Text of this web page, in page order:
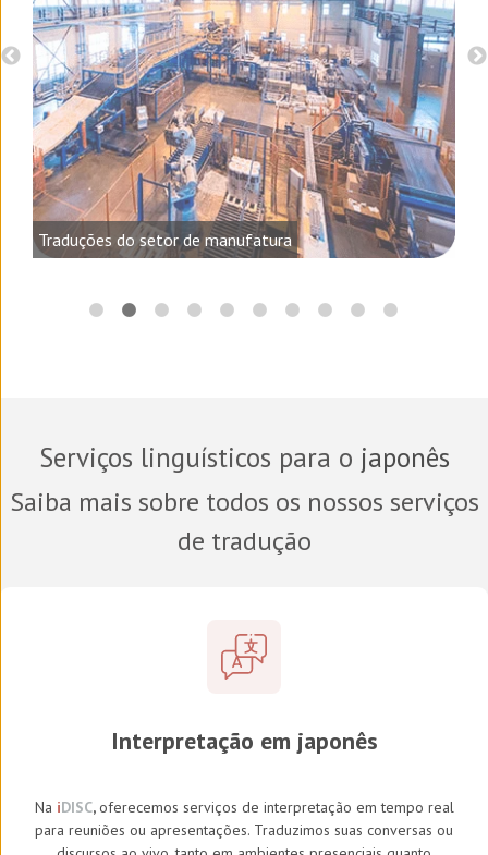
Traduções do setor de manufatura
Serviços linguísticos para o japonês
Saiba mais sobre todos os nossos serviços
de tradução
Interpretação em japonês
Na iDISC,oferecemos serviços de interpretação em tempo real
para reuniões ou apresentações. Traduzimos suas conversas ou